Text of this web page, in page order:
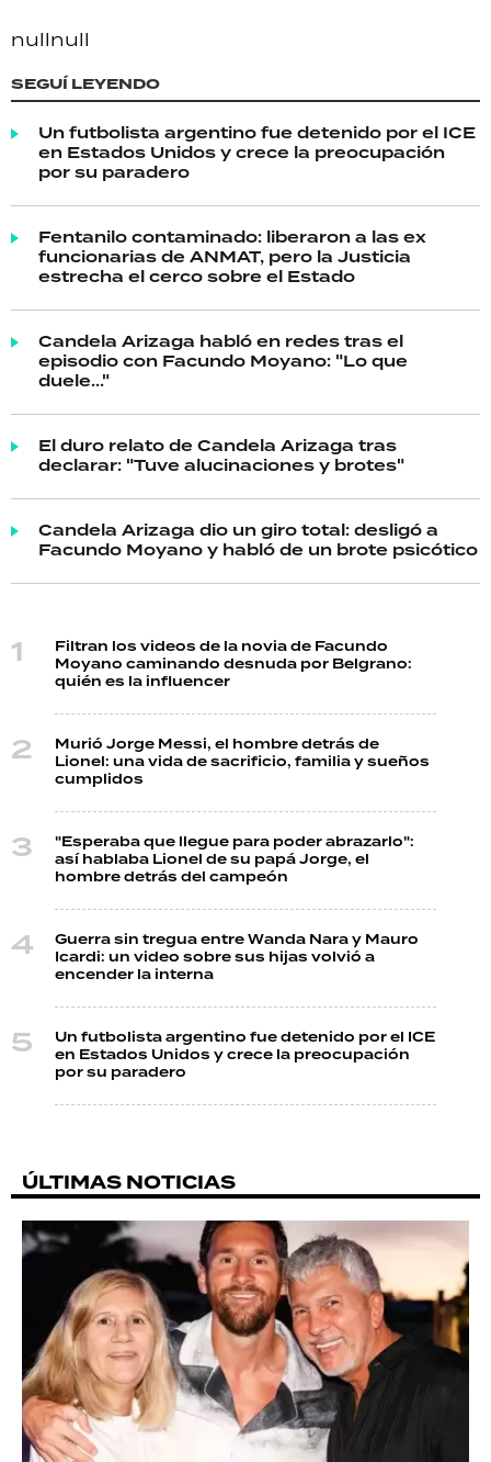
nullnull
SEGUÍ LEYENDO
Un futbolista argentino fue detenido por el ICE
en Estados Unidos y crece la preocupación
por su paradero
Fentanilo contaminado: liberaron a las ex
funcionarias de ANMAT, pero la Justicia
estrecha el cerco sobre el Estado
Candela Arizaga habló en redes tras el
episodio con Facundo Moyano: "Lo que
duele..."
El duro relato de Candela Arizaga tras
declarar: "Tuve alucinaciones y brotes"
Candela Arizaga dio un giro total: desligó a
Facundo Moyano y habló de un brote psicótico
Filtran los videos de la novia de Facundo
Moyano caminando desnuda por Belgrano:
quién es la influencer
Murió Jorge Messi, el hombre detrás de
Lionel: una vida de sacrificio, familia y sueños
cumplidos
"Esperaba que llegue para poder abrazarlo":
así hablaba Lionel de su papá Jorge, el
hombre detrás del campeón
Guerra sin tregua entre Wanda Nara y Mauro
Icardi: un video sobre sus hijas volvió a
encender la interna
Un futbolista argentino fue detenido por el ICE
en Estados Unidos y crece la preocupación
por su paradero
ÚLTIMAS NOTICIAS